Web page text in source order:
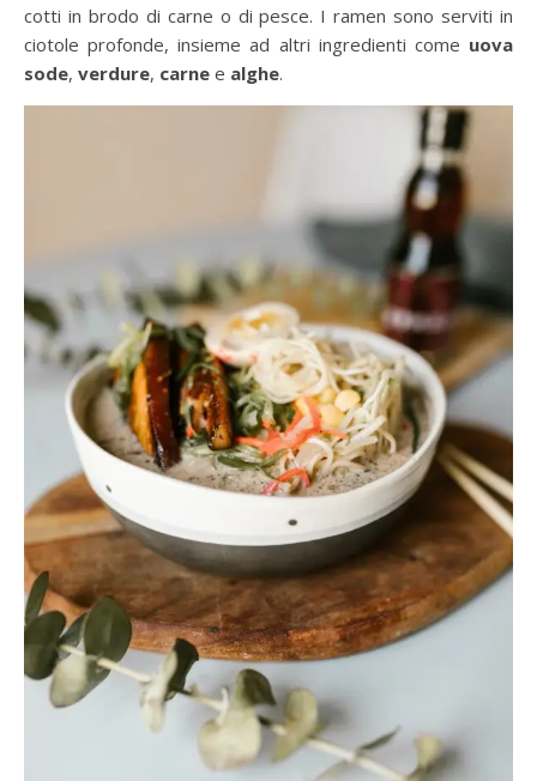
cotti in brodo di carne o di pesce. I ramen sono serviti in
ciotole profonde, insieme ad altri ingredienti come uova
sode, verdure, carne e alghe.